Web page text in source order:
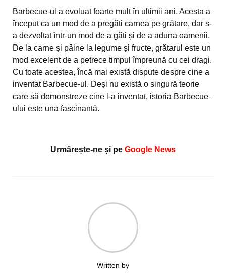
Barbecue-ul a evoluat foarte mult în ultimii ani. Acesta a
început ca un mod de a pregăti carnea pe grătare, dar s-
a dezvoltat într-un mod de a găti și de a aduna oamenii.
De la carne și pâine la legume și fructe, grătarul este un
mod excelent de a petrece timpul împreună cu cei dragi.
Cu toate acestea, încă mai există dispute despre cine a
inventat Barbecue-ul. Deși nu există o singură teorie
care să demonstreze cine l-a inventat, istoria Barbecue-
ului este una fascinantă.
Urmărește-ne și pe Google News
Written by